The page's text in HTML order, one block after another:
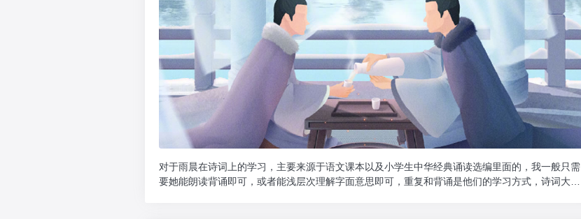
对于雨晨在诗词上的学习，主要来源于语文课本以及小学生中华经典诵读选编里面的，我一般只需
要她能朗读背诵即可，或者能浅层次理解字面意思即可，重复和背诵是他们的学习方式，诗词大多